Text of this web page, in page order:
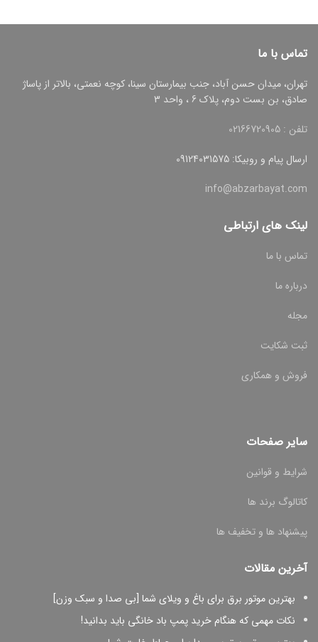
تماس با ما
تهران، میدان حسن آباد، جنب بیمارستان سینا، کوچه نعمتی، بالاتر از پاساژ
صادق، بن بست دوم، پلاک 6 ، واحد 3
تلفن : 02166720905
ارسال پیام و روبیکا: 09124031575
info@abzarbayat.com
لینک های ارتباطی
تماس با ما
درباره ما
مجله
ثبت شکایت
فروش و همکاری
سایر صفحات
شرایط و قوانین
کاتالوگ برند ها
پیشنهاد ها و تخفیف ها
آخرین مقالات
بهترین موتور برق برای باغ و ویلای شما [بی صدا و سبک وزن]
نکات مهمی که هنگام خرید پمپ باد خانگی باید بدانید!